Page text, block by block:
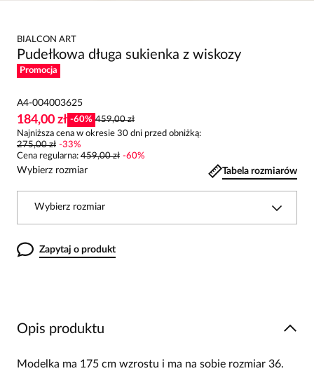
BIALCON ART
Pudełkowa długa sukienka z wiskozy
Promocja
A4-004003625
184,00 zł -60% 459,00 zł
Najniższa cena w okresie 30 dni przed obniżką:
275,00 zł -33%
Cena regularna: 459,00 zł -60%
Wybierz rozmiar Tabela rozmiarów
Wybierz rozmiar
Zapytaj o produkt
Opis produktu
Modelka ma 175 cm wzrostu i ma na sobie rozmiar 36.